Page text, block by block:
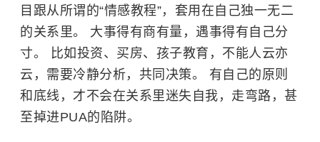
目跟从所谓的“情感教程”，套用在自己独一无二
的关系里。 大事得有商有量，遇事得有自己分
寸。 比如投资、买房、孩子教育，不能人云亦
云，需要冷静分析，共同决策。 有自己的原则
和底线，才不会在关系里迷失自我，走弯路，甚
至掉进PUA的陷阱。